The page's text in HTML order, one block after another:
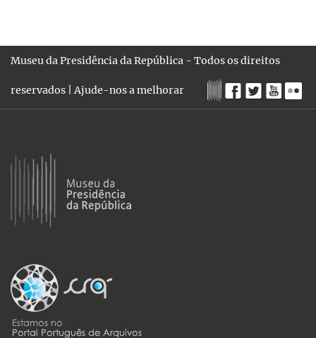
Museu da Presidência da República - Todos os direitos
reservados |Ajude-nos a melhorar